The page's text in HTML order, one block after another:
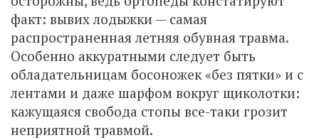
факт: вывих лодыжки — самая
распространенная летняя обувная травма.
Особенно аккуратными следует быть
обладательницам босоножек «без пятки» и с
лентами и даже шарфом вокруг щиколотки:
кажущаяся свобода стопы все-таки грозит
неприятной травмой.